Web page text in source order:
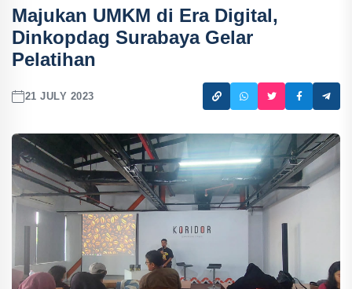
Majukan UMKM di Era Digital,
Dinkopdag Surabaya Gelar
Pelatihan
21 JULY 2023